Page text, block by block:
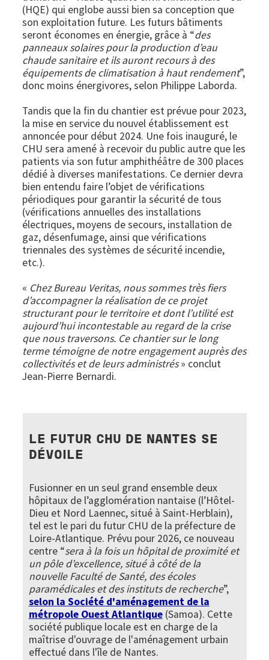
(HQE) qui englobe aussi bien sa conception que
son exploitation future. Les futurs bâtiments
seront économes en énergie, grâce à “des
panneaux solaires pour la production d’eau
chaude sanitaire et ils auront recours à des
équipements de climatisation à haut rendement”,
donc moins énergivores, selon Philippe Laborda.
Tandis que la fin du chantier est prévue pour 2023,
la mise en service du nouvel établissement est
annoncée pour début 2024. Une fois inauguré, le
CHU sera amené à recevoir du public autre que les
patients via son futur amphithéâtre de 300 places
dédié à diverses manifestations. Ce dernier devra
bien entendu faire l’objet de vérifications
périodiques pour garantir la sécurité de tous
(vérifications annuelles des installations
électriques, moyens de secours, installation de
gaz, désenfumage, ainsi que vérifications
triennales des systèmes de sécurité incendie,
etc.).
« Chez Bureau Veritas, nous sommes très fiers
d’accompagner la réalisation de ce projet
structurant pour le territoire et dont l’utilité est
aujourd’hui incontestable au regard de la crise
que nous traversons. Ce chantier sur le long
terme témoigne de notre engagement auprès des
collectivités et de leurs administrés» conclut
Jean-Pierre Bernardi.
LE FUTUR CHU DE NANTES SE
DÉVOILE
Fusionner en un seul grand ensemble deux
hôpitaux de l’agglomération nantaise (l’Hôtel-
Dieu et Nord Laennec, situé à Saint-Herblain),
tel est le pari du futur CHU de la préfecture de
Loire-Atlantique. Prévu pour 2026, ce nouveau
centre “sera à la fois un hôpital de proximité et
un pôle d’excellence, situé à côté de la
nouvelle Faculté de Santé, des écoles
paramédicales et des instituts de recherche”,
selon la Société d'aménagement de la
métropole Ouest Atlantique(Samoa). Cette
société publique locale est en charge de la
maîtrise d'ouvrage de l'aménagement urbain
effectué dans l'île de Nantes.